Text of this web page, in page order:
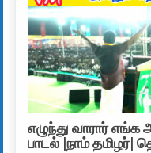
எழுந்து வாரார்
பாடல் |நாம் தமிழர்|